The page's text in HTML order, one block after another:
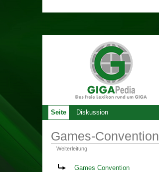
Games-Convention
Weiterleitung
Weiterleitung nach:
Games Convention
Seite Diskussion